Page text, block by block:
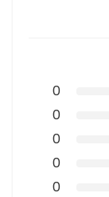
0
0
0
0
0